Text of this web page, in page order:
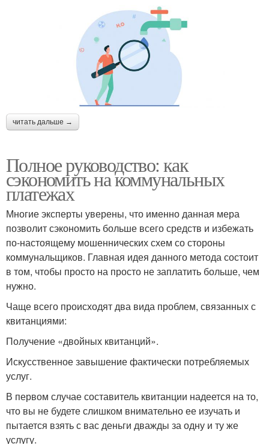
читать дальше →
Полное руководство: как
сэкономить на коммунальных
платежах
Многие эксперты уверены, что именно данная мера
позволит сэкономить больше всего средств и избежать
по-настоящему мошеннических схем со стороны
коммунальщиков. Главная идея данного метода состоит
в том, чтобы просто на просто не заплатить больше, чем
нужно.
Чаще всего происходят два вида проблем, связанных с
квитанциями:
Получение «двойных квитанций».
Искусственное завышение фактически потребляемых
услуг.
В первом случае составитель квитанции надеется на то,
что вы не будете слишком внимательно ее изучать и
пытается взять с вас деньги дважды за одну и ту же
услугу.